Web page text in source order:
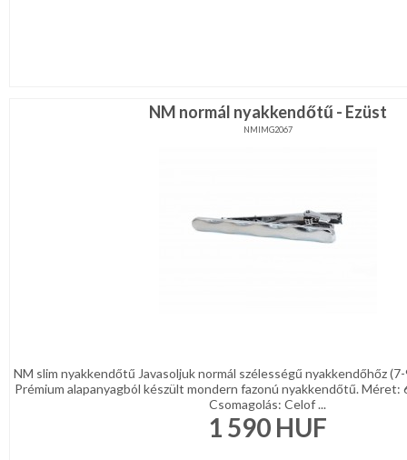
NM normál nyakkendőtű - Ezüst
NMIMG2067
NM slim nyakkendőtű Javasoljuk normál szélességű nyakkendőhőz
Prémium alapanyagból készült mondern fazonú nyakkendőtű. Méret:
Csomagolás: Celof ...
1 590 HUF